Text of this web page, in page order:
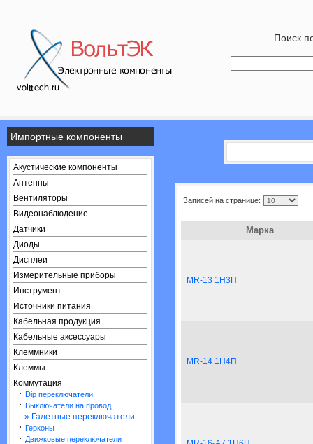
Поиск
Импортные компоненты
Акустические компоненты
Антенны
Вентиляторы
Видеонаблюдение
Датчики
Диоды
Дисплеи
Измерительные приборы
Инструмент
Источники питания
Кабельная продукция
Кабельные аксессуары
Клеммники
Клеммы
Коммутация
· Dip переключатели
· Выключатели на провод
» Галетные переключатели
· Герконы
· Движковые переключатели
Записей на странице:
Марка
MR-13 1Н3П
MR-14 1Н4П